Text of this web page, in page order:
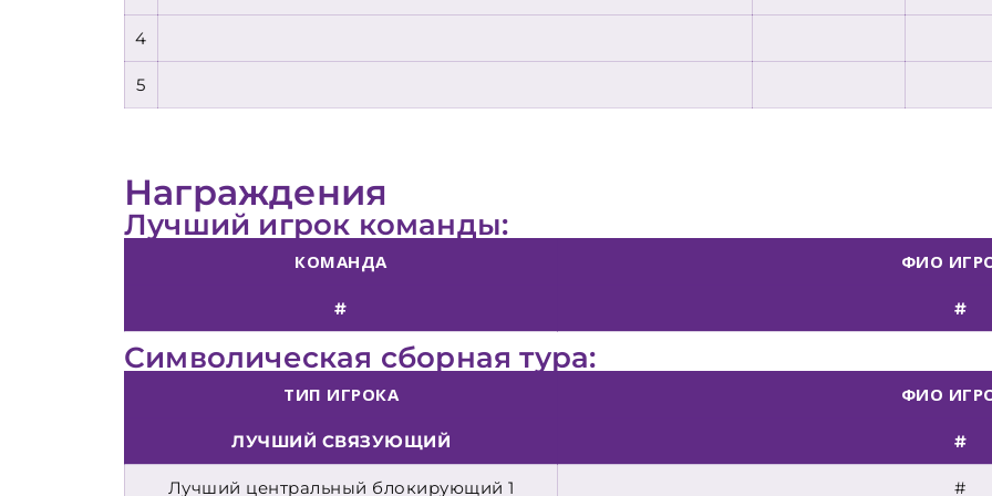
4
5
Награждения
Лучший игрок команды:
КОМАНДА ФИО
# #
Символическая сборная тура:
ТИП ИГРОКА ФИО
ЛУЧШИЙ СВЯЗУЮЩИЙ #
Лучший центральный блокирующий 1 #